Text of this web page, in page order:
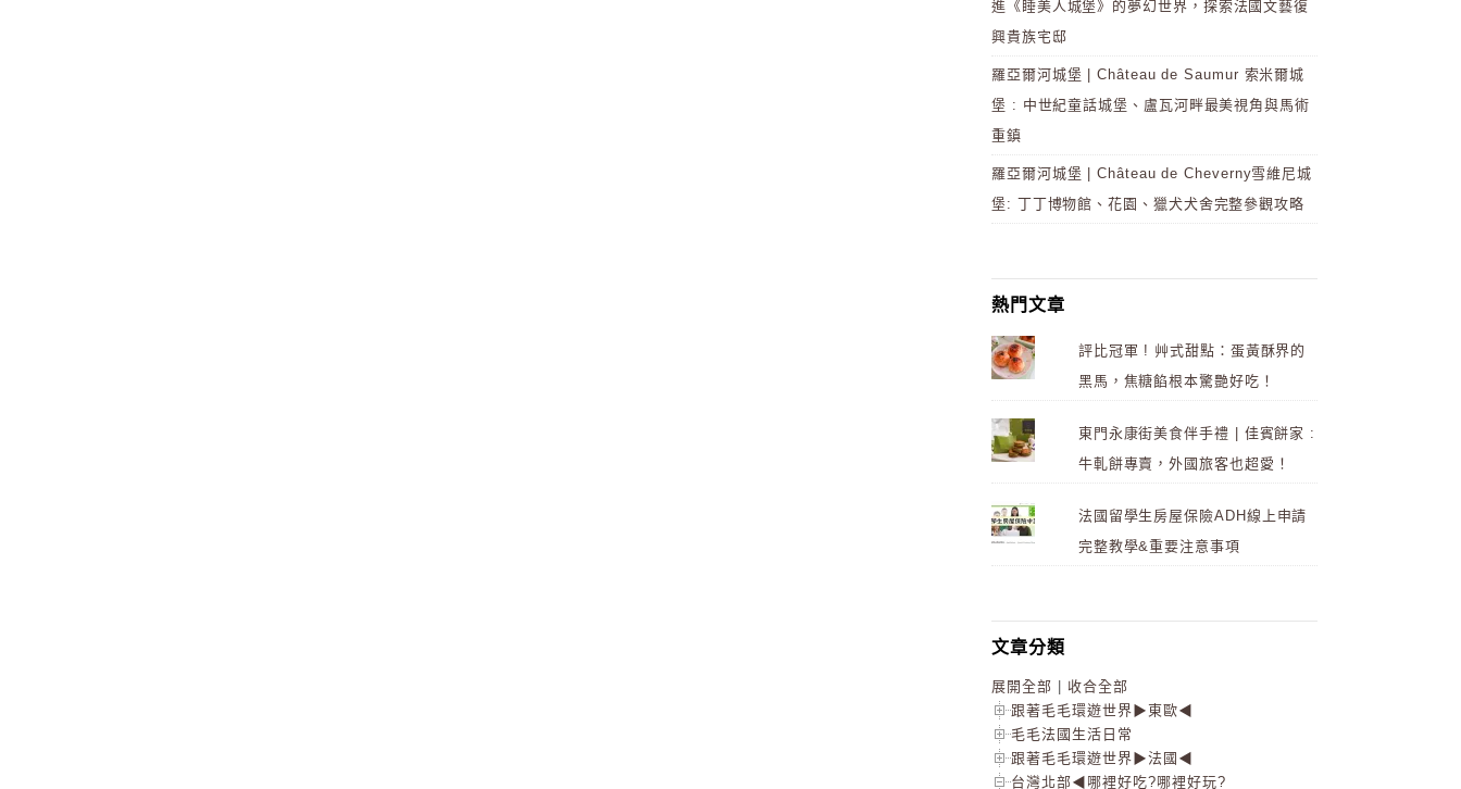
進《睡美人城堡》的夢幻世界，探索法國文藝復
興貴族宅邸
羅亞爾河城堡 | Château de Saumur 索米爾城
堡 : 中世紀童話城堡、盧瓦河畔最美視角與馬術
重鎮
羅亞爾河城堡 | Château de Cheverny雪維尼城
堡: 丁丁博物館、花園、獵犬犬舍完整參觀攻略
熱門文章
評比冠軍 ! 艸式甜點：蛋黃酥界的
黑馬，焦糖餡根本驚艷好吃！
東門永康街美食伴手禮 | 佳賓餅家 :
牛軋餅專賣，外國旅客也超愛！
法國留學生房屋保險ADH線上申請
完整教學&重要注意事項
文章分類
展開全部
收合全部
跟著毛毛環遊世界▶東歐◀
毛毛法國生活日常
跟著毛毛環遊世界▶法國◀
台灣北部◀哪裡好吃?哪裡好玩?